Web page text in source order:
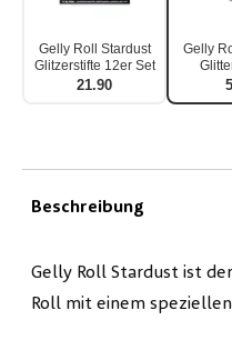
Gelly Roll Stardust
Glitzerstifte 12er Set
21.90
Gelly
Beschreibung
Gelly Roll Stardust ist
Roll mit einem